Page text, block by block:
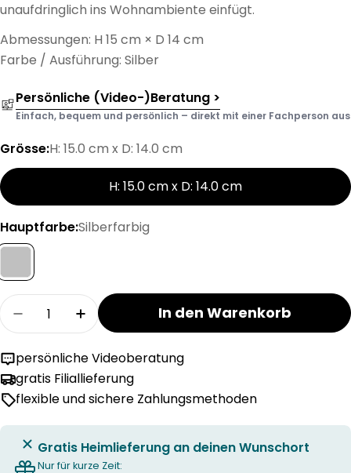
unaufdringlich ins Wohnambiente einfügt.
Abmessungen: H 15 cm × D 14 cm
Farbe / Ausführung: Silber
Persönliche (Video-)Beratung >
Einfach, bequem und persönlich – direkt mit einer Fachperson aus
Grösse:H: 15.0 cm x D: 14.0 cm
H: 15.0 cm x D: 14.0 cm
Hauptfarbe:Silberfarbig
Menge
Menge für RIANA Tischleuchte verringern
Menge für RIANA Tischleuchte
In den Warenkorb
persönliche Videoberatung
gratis Filiallieferung
flexible und sichere Zahlungsmethoden
Gratis Heimlieferung an deinen Wunschort
Nur für kurze Zeit: